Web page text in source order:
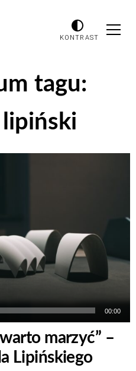
KONTRAST
tagu:
00:00
marzyć” –
Lipińskiego